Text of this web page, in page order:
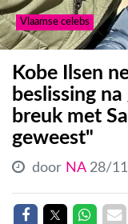
Vlaamse celebs
Kobe Ilsen
beslissing
breuk met
geweest"
door NA 28/
Delen opDelen op